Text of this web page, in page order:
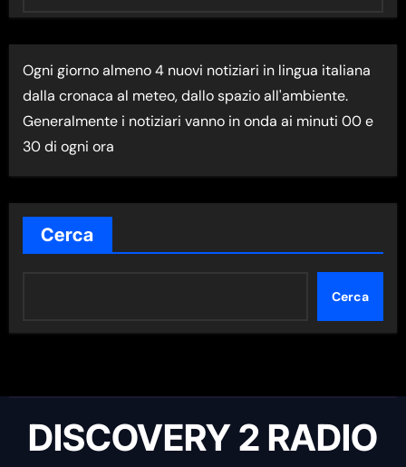
M
A
N
E
W
S
E
A
Ogni giorno almeno 4 nuovi notiziari in lingua italiana
dalla cronaca al meteo, dallo spazio all'ambiente.
Generalmente i notiziari vanno in onda ai minuti 00 e
30 di ogni ora
Cerca
Cerca
DISCOVERY 2 RADIO